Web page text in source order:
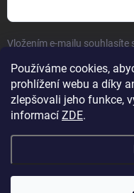
Používáme cookies,
prohlížení webu a díky
zlepšovali jeho funkce,
informací ZDE.
Vložením e-mailu souhlasíte
Přihlásit se
Copyright 2026Hračky